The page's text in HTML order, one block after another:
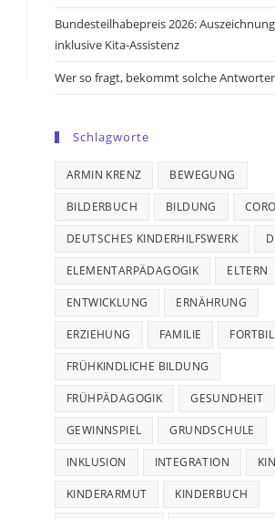
Bundesteilhabepreis 2026:
inklusive Kita-Assistenz
Wer so fragt, bekommt solche
Schlagworte
ARMIN KRENZ BEWEGUNG
BILDERBUCH BILDUNG
DEUTSCHES KINDERHILFSWERK
ELEMENTARPÄDAGOGIK ELTERN
ENTWICKLUNG ERNÄHRUNG
ERZIEHUNG FAMILIE
FRÜHKINDLICHE BILDUNG
FRÜHPÄDAGOGIK GESUNDHEIT
GEWINNSPIEL GRUNDSCHULE
INKLUSION INTEGRATION
KINDERARMUT KINDERBUCH